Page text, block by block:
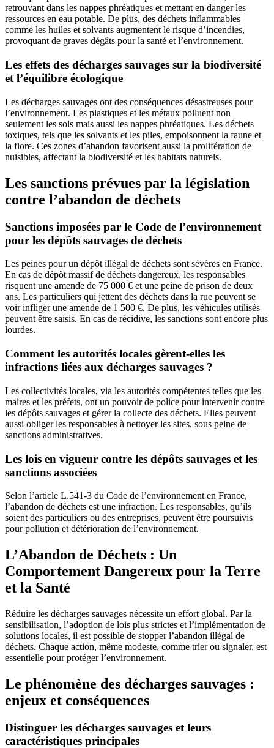
retrouvant dans les nappes phréatiques et mettant en danger les
ressources en eau potable. De plus, des déchets inflammables
comme les huiles et solvants augmentent le risque d’incendies,
provoquant de graves dégâts pour la santé et l’environnement.
Les effets des décharges sauvages sur la biodiversité
et l’équilibre écologique
Les décharges sauvages ont des conséquences désastreuses pour
l’environnement. Les plastiques et les métaux polluent non
seulement les sols mais aussi les nappes phréatiques. Les déchets
toxiques, tels que les solvants et les piles, empoisonnent la faune et
la flore. Ces zones d’abandon favorisent aussi la prolifération de
nuisibles, affectant la biodiversité et les habitats naturels.
Les sanctions prévues par la législation
contre l’abandon de déchets
Sanctions imposées par le Code de l’environnement
pour les dépôts sauvages de déchets
Les peines pour un dépôt illégal de déchets sont sévères en France.
En cas de dépôt massif de déchets dangereux, les responsables
risquent une amende de 75 000 € et une peine de prison de deux
ans. Les particuliers qui jettent des déchets dans la rue peuvent se
voir infliger une amende de 1 500 €. De plus, les véhicules utilisés
peuvent être saisis. En cas de récidive, les sanctions sont encore plus
lourdes.
Comment les autorités locales gèrent-elles les
infractions liées aux décharges sauvages ?
Les collectivités locales, via les autorités compétentes telles que les
maires et les préfets, ont un pouvoir de police pour intervenir contre
les dépôts sauvages et gérer la collecte des déchets. Elles peuvent
aussi obliger les responsables à nettoyer les sites, sous peine de
sanctions administratives.
Les lois en vigueur contre les dépôts sauvages et les
sanctions associées
Selon l’article L.541-3 du Code de l’environnement en France,
l’abandon de déchets est une infraction. Les responsables, qu’ils
soient des particuliers ou des entreprises, peuvent être poursuivis
pour pollution et détérioration de l’environnement.
L’Abandon de Déchets : Un
Comportement Dangereux pour la Terre
et la Santé
Réduire les décharges sauvages nécessite un effort global. Par la
sensibilisation, l’adoption de lois plus strictes et l’implémentation de
solutions locales, il est possible de stopper l’abandon illégal de
déchets. Chaque action, même modeste, comme trier ou signaler, est
essentielle pour protéger l’environnement.
Le phénomène des décharges sauvages :
enjeux et conséquences
Distinguer les décharges sauvages et leurs
caractéristiques principales